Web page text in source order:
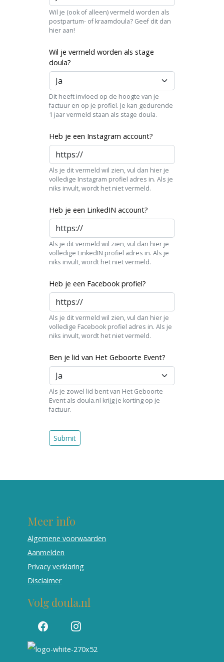
Wil je (ook of alleen) vermeld worden als
postpartum- of kraamdoula? Geef dit dan
hier aan!
Wil je vermeld worden als stage
doula?
Dit heeft invloed op de hoogte van je
factuur en op je profiel. Je kan gedurende
1 jaar vermeld staan als stage doula.
Heb je een Instagram account?
Als je dit vermeld wil zien, vul dan hier je
volledige Instagram profiel adres in. Als je
niks invult, wordt het niet vermeld.
Heb je een LinkedIN account?
Als je dit vermeld wil zien, vul dan hier je
volledige LinkedIN profiel adres in. Als je
niks invult, wordt het niet vermeld.
Heb je een Facebook profiel?
Als je dit vermeld wil zien, vul dan hier je
volledige Facebook profiel adres in. Als je
niks invult, wordt het niet vermeld.
Ben je lid van Het Geboorte Event?
Als je zowel lid bent van Het Geboorte
Event als doula.nl krijg je korting op je
factuur.
mens
Submit
Meer info
Algemene voorwaarden
Aanmelden
Privacy verklaring
Disclaimer
Volg doula.nl